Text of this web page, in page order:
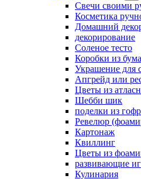
Свечи своими
Косметика
Домашний
декорирование
Соленое тесто
Коробки из
Украшение для
Апгрейд или
Цветы из
Шебби шик
поделки из
Ревелюр
Картонаж
Квиллинг
Цветы из
развивающие
Кулинария